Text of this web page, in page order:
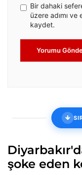
Bir dahaki
üzere adımı
kaydet.
Yorumu
şoke eden